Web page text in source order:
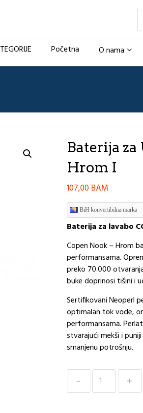
Početna O nama
Baterija
Hrom I
107,00 BAM
BiH konvertibilna marka
Baterija za lavabo
Copen Nook – Hrom
performansama.
preko 70.000
buke doprinosi tišini i
Sertifikovani Neoperl
optimalan tok vode,
performansama.
stvarajući mekši i
smanjenu potrošnju.
Baterija